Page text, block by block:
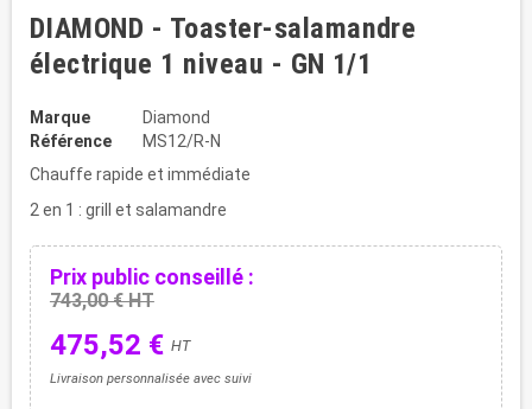
DIAMOND - Toaster-salamandre
électrique 1 niveau - GN 1/1
Marque
Diamond
Référence
MS12/R-N
Chauffe rapide et immédiate
2 en 1 : grill et salamandre
Prix public conseillé :
743,00 € HT
475,52 € HT
Livraison personnalisée avec suivi